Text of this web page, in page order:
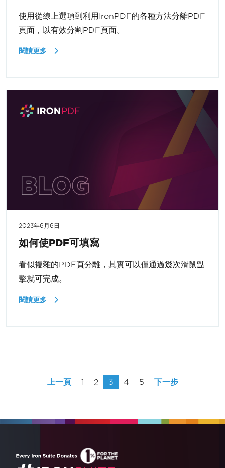
使用從線上選項到利用IronPDF的各種方法分離PDF
頁面，以有效分割PDF頁面。
閱讀更多
2023年6月6日
如何使PDF可填寫
看似複雜的PDF頁分離，其實可以僅通過幾次滑鼠點
擊就可完成。
閱讀更多
上一頁 1 2 3 4 5 下一步